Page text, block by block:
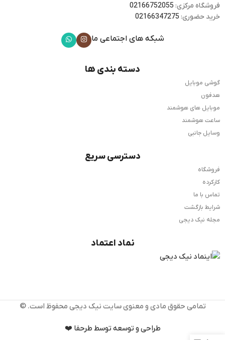
فروشگاه مرکزی: 02166752055
خرید حضوری: 02166347275
شبکه های اجتماعی ما
دسته بندی ها
گوشی موبایل
هدفون
موبایل های هوشمند
ساعت هوشمند
وسایل جانبی
دسترسی سریع
فروشگاه
کارکرده
تماس با ما
شرایط بازگشت
مجله نیک دیجی
نماد اعتماد
تمامی حقوق مادی و معنوی سایت نیک دیجی محفوظ است. ©️
طراحی و توسعه توسط طرحفا ❤️